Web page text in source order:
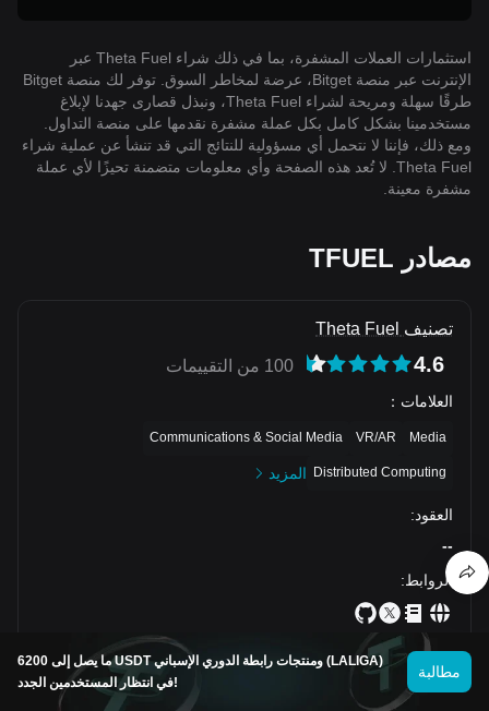
استثمارات العملات المشفرة، بما في ذلك شراء Theta Fuel عبر
الإنترنت عبر منصة Bitget، عرضة لمخاطر السوق. توفر لك منصة Bitget
طرقًا سهلة ومريحة لشراء Theta Fuel، ونبذل قصارى جهدنا لإبلاغ
مستخدمينا بشكل كامل بكل عملة مشفرة نقدمها على منصة التداول.
ومع ذلك، فإننا لا نتحمل أي مسؤولية للنتائج التي قد تنشأ عن عملية شراء
Theta Fuel. لا تُعد هذه الصفحة وأي معلومات متضمنة تحيزًا لأي عملة
مشفرة معينة.
مصادر TFUEL
تصنيف Theta Fuel
4.6 100 من التقييمات
العلامات ：
Media
VR/AR
Communications & Social Media
Distributed Computing المزيد
العقود:
--
الروابط:
ما يصل إلى 6200 USDT ومنتجات رابطة الدوري الإسباني (LALIGA)
في انتظار المستخدمين الجدد!
مطالبة